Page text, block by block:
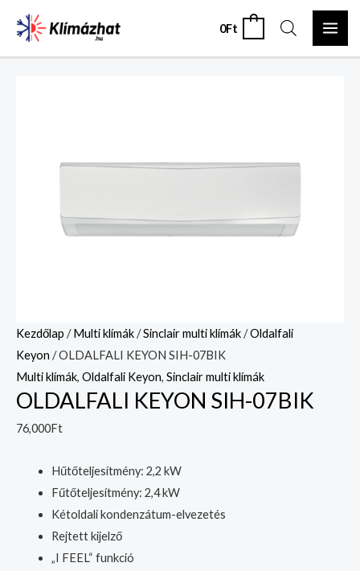
content
0Ft
Kezdőlap /Multi klímák/Sinclair multi klímák/Oldalfali
Keyon / OLDALFALI KEYON SIH-07BIK
Multi klímák, Oldalfali Keyon, Sinclair multi klímák
OLDALFALI KEYON SIH-07BIK
76,000Ft
Hűtőteljesítmény: 2,2 kW
Fűtőteljesítmény: 2,4 kW
Kétoldali kondenzátum-elvezetés
Rejtett kijelző
„I FEEL“ funkció